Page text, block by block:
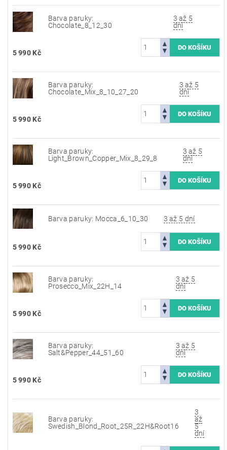
Barva paruky:
Chocolate_8_12_30
3 až 5
dní
5 990 Kč
Barva paruky:
Chocolate_Mix_8_10_27_20
3 až 5
dní
5 990 Kč
Barva paruky:
Light_Brown_Copper_Mix_8_29_8
3 až 5
dní
5 990 Kč
Barva paruky: Mocca_6_10_30 3 až 5 dní
5 990 Kč
Barva paruky:
Prosecco_Mix_22H_14
3 až 5
dní
5 990 Kč
Barva paruky:
Salt&Pepper_44_51_60
3 až 5
dní
5 990 Kč
Barva paruky:
Swedish_Blond_Root_25R_22H&Root16
3
až
5
dní